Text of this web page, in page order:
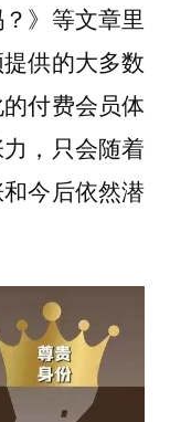
》等文章里
供的大多数
付费会员体
，只会随着
今后依然潜